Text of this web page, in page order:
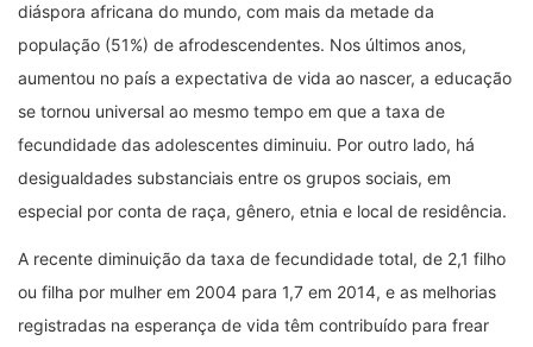
diáspora africana do mundo, com mais da metade da
população (51%) de afrodescendentes. Nos últimos anos,
aumentou no país a expectativa de vida ao nascer, a educação
se tornou universal ao mesmo tempo em que a taxa de
fecundidade das adolescentes diminuiu. Por outro lado, há
desigualdades substanciais entre os grupos sociais, em
especial por conta de raça, gênero, etnia e local de residência.
A recente diminuição da taxa de fecundidade total, de 2,1 filho
ou filha por mulher em 2004 para 1,7 em 2014, e as melhorias
registradas na esperança de vida têm contribuído para frear